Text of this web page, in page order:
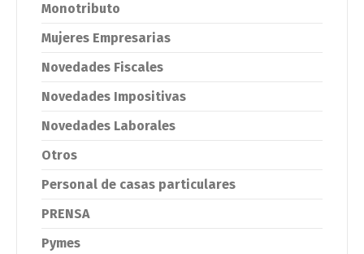
Monotributo
Mujeres Empresarias
Novedades Fiscales
Novedades Impositivas
Novedades Laborales
Otros
Personal de casas particulares
PRENSA
Pymes